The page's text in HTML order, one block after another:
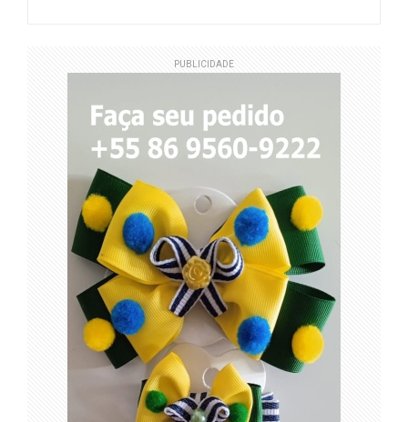
PUBLICIDADE